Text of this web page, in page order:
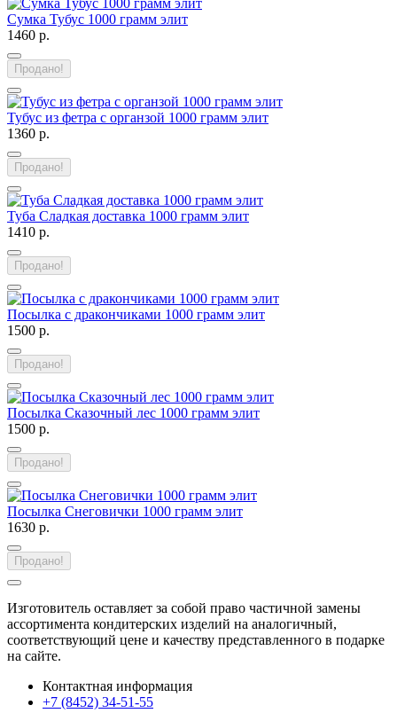
Сумка Тубус 1000 грамм элит
1460 р.
Продано!
Тубус из фетра с органзой 1000 грамм элит
1360 р.
Продано!
Туба Сладкая доставка 1000 грамм элит
1410 р.
Продано!
Посылка с дракончиками 1000 грамм элит
1500 р.
Продано!
Посылка Сказочный лес 1000 грамм элит
1500 р.
Продано!
Посылка Снеговички 1000 грамм элит
1630 р.
Продано!
Изготовитель оставляет за собой право частичной замены
ассортимента кондитерских изделий на аналогичный,
соответствующий цене и качеству представленного в подарке
на сайте.
Контактная информация
+7 (8452) 34-51-55